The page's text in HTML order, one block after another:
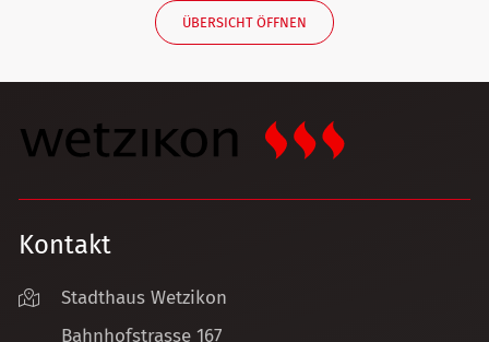
ÜBERSICHT ÖFFNEN
Kontakt
Stadthaus Wetzikon
Bahnhofstrasse 167